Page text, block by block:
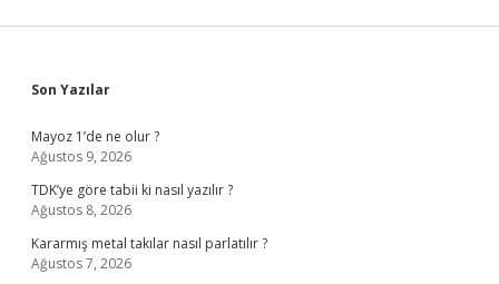
Sidebar
Son Yazılar
Mayoz 1’de ne olur ?
Ağustos 9, 2026
TDK’ye göre tabii ki nasıl yazılır ?
Ağustos 8, 2026
Kararmış metal takılar nasıl parlatılır ?
Ağustos 7, 2026